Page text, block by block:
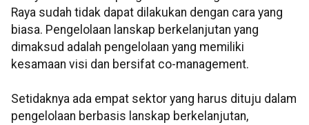
Raya sudah tidak dapat dilakukan dengan cara yang
biasa. Pengelolaan lanskap berkelanjutan yang
dimaksud adalah pengelolaan yang memiliki
kesamaan visi dan bersifat co-management.
Setidaknya ada empat sektor yang harus dituju dalam
pengelolaan berbasis lanskap berkelanjutan,